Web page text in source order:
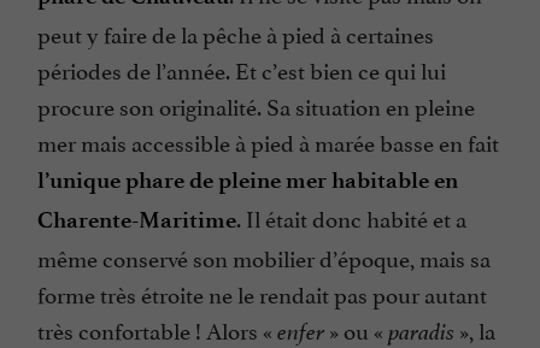
peut y faire de la pêche à pied à certaines
périodes de l’année. Et c’est bien ce qui lui
procure son originalité. Sa situation en pleine
mer mais accessible à pied à marée basse en fait
l’unique phare de pleine mer habitable en
Charente-Maritime. Il était donc habité et a
même conservé son mobilier d’époque, mais sa
forme très étroite ne le rendait pas pour autant
très confortable ! Alors « enfer » ou « paradis », la